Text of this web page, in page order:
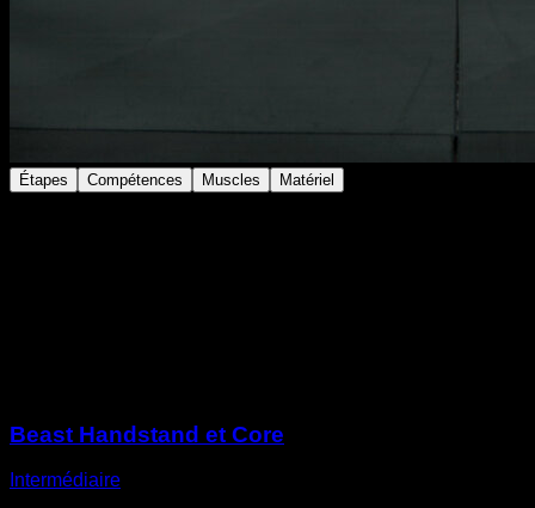
Étapes Compétences Muscles Matériel
Beast Handstand et Core
Intermédiaire